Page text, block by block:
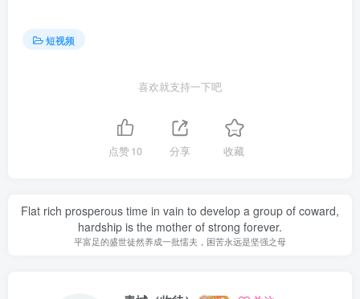
短视频
喜欢就支持一下吧
点赞10 分享 收藏
Flat rich prosperous time in vain to develop a group of coward,
hardship is the mother of strong forever.
平富足的盛世徒然养成一批懦夫，困苦永远是坚强之母